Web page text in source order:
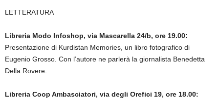
LETTERATURA
Libreria Modo Infoshop, via Mascarella 24/b, ore 19.00:
Presentazione di Kurdistan Memories, un libro fotografico di
Eugenio Grosso. Con l’autore ne parlerà la giornalista Benedetta
Della Rovere.
Libreria Coop Ambasciatori, via degli Orefici 19, ore 18.00: